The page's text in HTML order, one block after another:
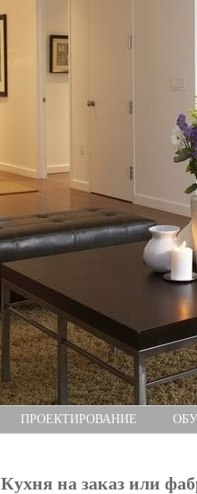
ПРОЕКТИРОВАНИЕ
Кухня на заказ или